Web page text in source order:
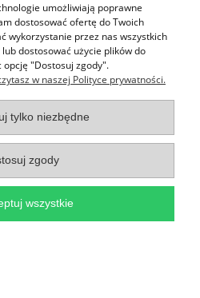
kryształki do
20 szt - Zielone Zgniła
Zieleń
3,95 zł
koszyka
umożliwiają poprawne
dostosować ofertę do Twoich
wykorzystanie przez nas wszystkich
dostosować użycie plików do
"Dostosuj zgody".
w naszej Polityce prywatności.
tylko niezbędne
zgody
wszystkie